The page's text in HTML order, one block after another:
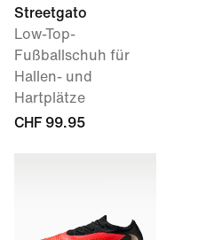
Streetgato
Low-Top-
Fußballschuh für
Hallen- und
Hartplätze
CHF 99.95